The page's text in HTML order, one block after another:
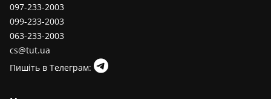
097-233-2003
099-233-2003
063-233-2003
cs@tut.ua
Пишіть в Телеграм: